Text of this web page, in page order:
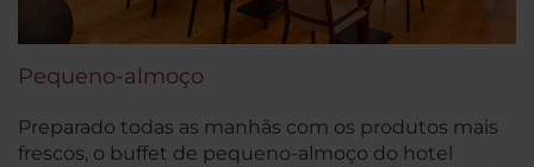
Pequeno-almoço
Preparado todas as manhãs com os produtos mais
frescos, o buffet de pequeno-almoço do hotel